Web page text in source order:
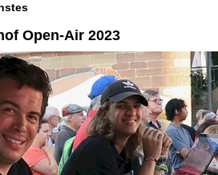
Open-Air 2023